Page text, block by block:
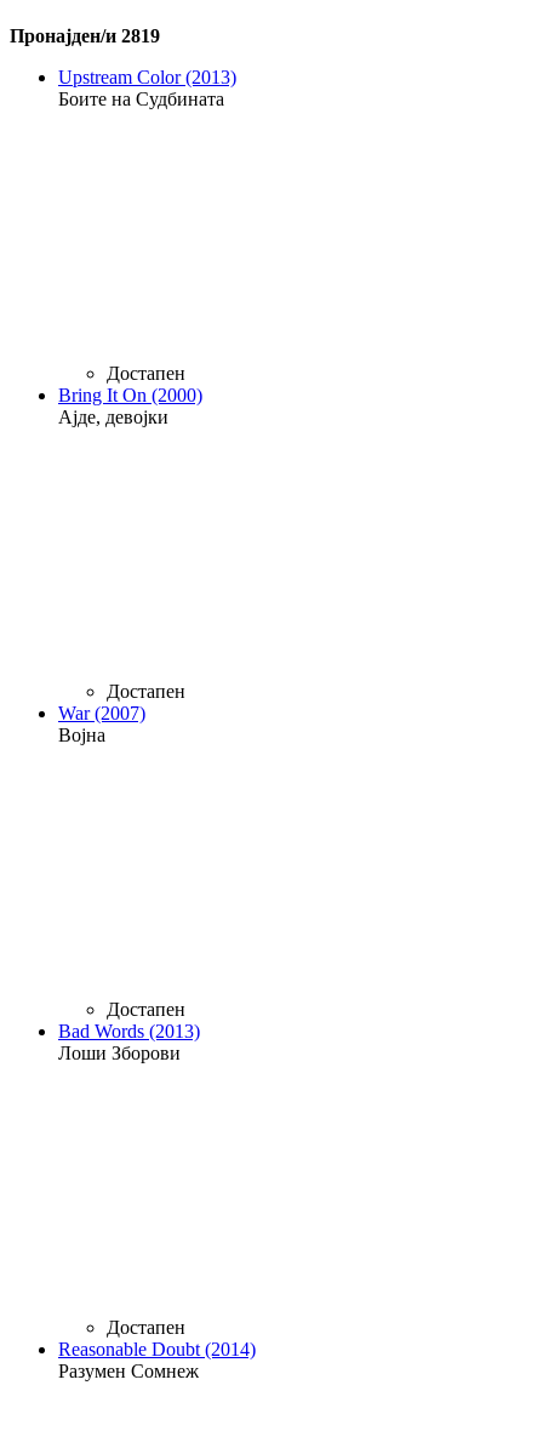
Пронајден/и 2819
Upstream Color (2013)
Боите на Судбината
Достапен
Bring It On (2000)
Ајде, девојки
Достапен
War (2007)
Војна
Достапен
Bad Words (2013)
Лоши Зборови
Достапен
Reasonable Doubt (2014)
Разумен Сомнеж